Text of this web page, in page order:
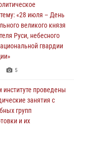
«28 июля – День
великого князя
Руси, небесного
гвардии
5
проведены
занятия с
групп
и их